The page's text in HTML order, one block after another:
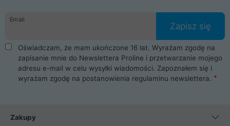
Email
Zapisz się
Oświadczam, że mam ukończone 16 lat. Wyrażam zgodę na
zapisanie mnie do Newslettera Proline i przetwarzanie mojego
adresu e-mail w celu wysyłki wiadomości. Zapoznałem się i
wyrażam zgodę na postanowienia regulaminu newslettera.
Zakupy